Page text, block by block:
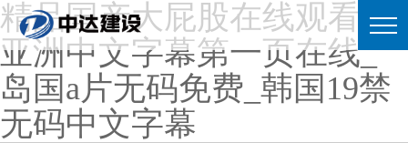
精品国产大屁股在线观看_
亚洲中文字幕第一页在线_
岛国a片无码免费_韩国19禁
无码中文字幕